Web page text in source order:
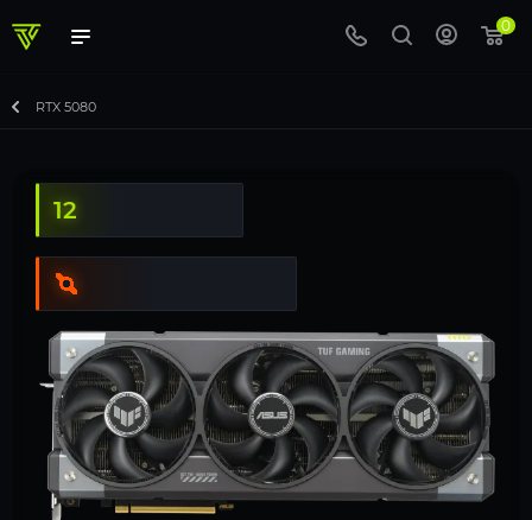
0
RTX 5080